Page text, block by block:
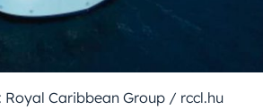
Caribbean Group / rccl.hu